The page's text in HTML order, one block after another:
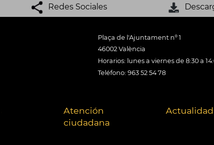
Redes Sociales
Plaça de l'Ajuntament nº 1
46002 València
Horarios: lunes a viernes de 8:30 a
Teléfono: 963 52 54 78
Atención
ciudadana
Actualidad